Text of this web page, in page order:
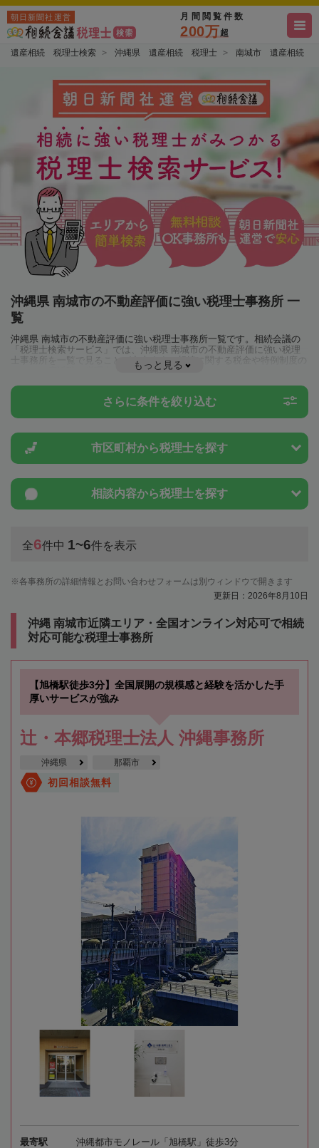
朝日新聞社運営 月間閲覧件数
200万超
遺産相続 税理士検索 沖縄県 遺産相続 税理士 南城市 遺産相続
沖縄県 南城市の不動産評価に強い税理士事務所 一
覧
沖縄県 南城市の不動産評価に強い税理士事務所一覧です。相続会議の
「税理士検索サービス」では、沖縄県 南城市の不動産評価に強い税理
士事務所を一覧で見ることが出来ます。相続に関する税金や特例制度の
ことは一度近隣の税理士に相談してみましょう。
もっと見る
さらに条件を絞り込む
市区町村から税理士を探す
相談内容から税理士を探す
全6件中 1~6件を表示
各事務所の詳細情報とお問い合わせフォームは別ウィンドウで開きます
更新日：2026年8月10日
沖縄 南城市近隣エリア・全国オンライン対応可で相続
対応可能な税理士事務所
【旭橋駅徒歩3分】全国展開の規模感と経験を活かした手
厚いサービスが強み
辻・本郷税理士法人 沖縄事務所
沖縄県 那覇市
初回相談無料
最寄駅 沖縄都市モノレール「旭橋駅」徒歩3分